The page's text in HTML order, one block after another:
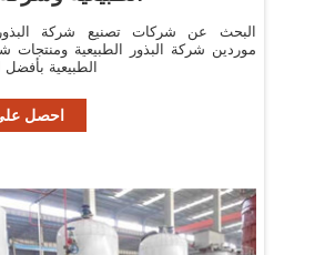
البحث عن شركات تصنيع شركة البذور
موردين شركة البذور الطبيعية ومنتجات
الطبيعية
احصل